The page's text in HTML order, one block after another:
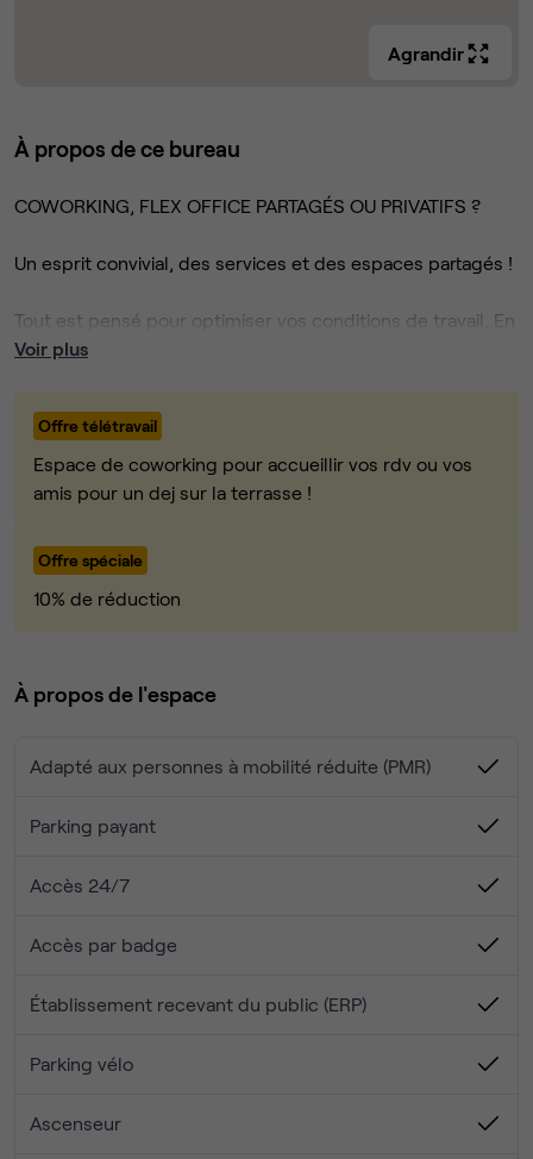
Agrandir
À propos de ce bureau
COWORKING, FLEX OFFICE PARTAGÉS OU PRIVATIFS ?
Un esprit convivial, des services et des espaces partagés !
Tout est pensé pour optimiser vos conditions de travail. En
coworking, en flex office partagé ou en flex office
Chaque salle de réunion dispose d’équipements dernière
génération et un service d’impression à disposition.
Coworking, flex office l’art de travailler dans des espaces
flexibles
Pour faciliter votre quotidien :
wifi,
pressing
Pour se détendre, se rencontrer et partager :
Espace sport et forme, studio audiovisuel, jardin & potager,
gaming.
Voir plus
Offre télétravail
Espace de coworking pour accueillir vos rdv ou vos
amis pour un dej sur la terrasse !
Offre spéciale
10% de réduction
À propos de l'espace
Adapté aux personnes à mobilité réduite (PMR)
Parking payant
Accès 24/7
Accès par badge
Établissement recevant du public (ERP)
Parking vélo
Ascenseur